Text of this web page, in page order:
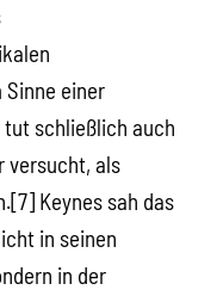
Sinne einer
schließlich auch
versucht, als
Keynes sah das
in seinen
in der